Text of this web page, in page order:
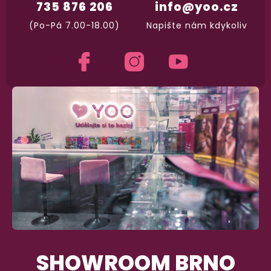
info@yoo.cz
Napište nám kdykoliv
735 876 206
(Po-Pá 7.00-18.00)
SHOWROOM BRNO